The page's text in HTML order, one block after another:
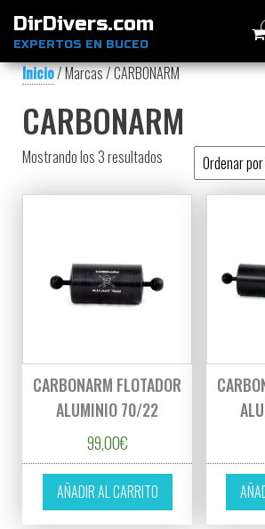
DirDivers.com
EXPERTOS EN BUCEO
Inicio/ Marcas / CARBONARM
CARBONARM
Mostrando los 3 resultados Ordenado por
CARBONARM FLOTADOR
ALUMINIO 70/22
99,00€
AÑADIR AL CARRITO